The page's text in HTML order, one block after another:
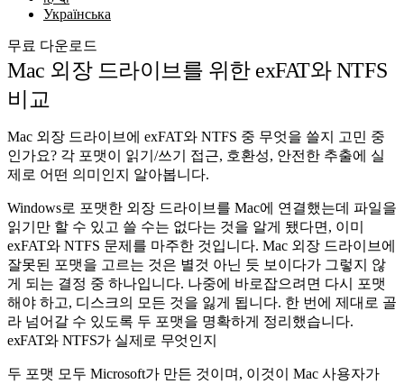
Українська
무료 다운로드
Mac 외장 드라이브를 위한 exFAT와 NTFS
비교
Mac 외장 드라이브에 exFAT와 NTFS 중 무엇을 쓸지 고민 중
인가요? 각 포맷이 읽기/쓰기 접근, 호환성, 안전한 추출에 실
제로 어떤 의미인지 알아봅니다.
Windows로 포맷한 외장 드라이브를 Mac에 연결했는데 파일을
읽기만 할 수 있고 쓸 수는 없다는 것을 알게 됐다면, 이미
exFAT와 NTFS 문제를 마주한 것입니다. Mac 외장 드라이브에
잘못된 포맷을 고르는 것은 별것 아닌 듯 보이다가 그렇지 않
게 되는 결정 중 하나입니다. 나중에 바로잡으려면 다시 포맷
해야 하고, 디스크의 모든 것을 잃게 됩니다. 한 번에 제대로 골
라 넘어갈 수 있도록 두 포맷을 명확하게 정리했습니다.
exFAT와 NTFS가 실제로 무엇인지
두 포맷 모두 Microsoft가 만든 것이며, 이것이 Mac 사용자가